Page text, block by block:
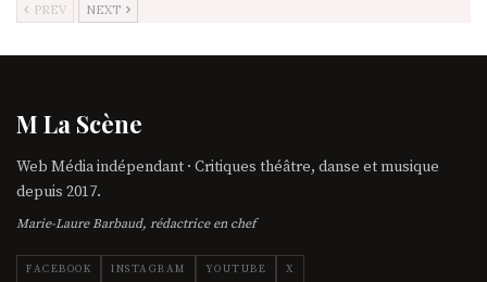
PREV NEXT
M La Scène
Web Média indépendant · Critiques théâtre, danse et musique
depuis 2017.
Marie-Laure Barbaud, rédactrice en chef
FACEBOOK INSTAGRAM YOUTUBE X